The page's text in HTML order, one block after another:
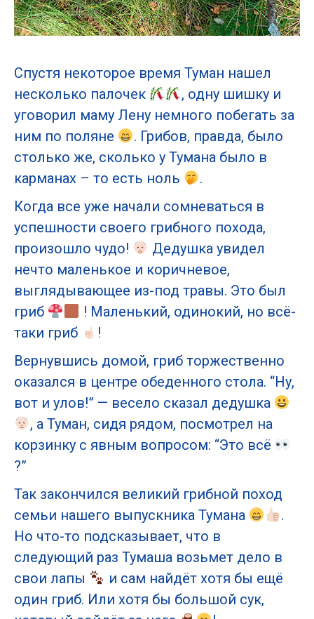
Спустя некоторое время Туман нашел
несколько палочек
, одну шишку и
уговорил маму Лену немного побегать за
ним по поляне
. Грибов, правда, было
столько же, сколько у Тумана было в
карманах – то есть ноль
.
Когда все уже начали сомневаться в
успешности своего грибного похода,
произошло чудо!
Дедушка увидел
нечто маленькое и коричневое,
выглядывающее из-под травы. Это был
гриб
! Маленький, одинокий, но всё-
таки гриб
!
Вернувшись домой, гриб торжественно
оказался в центре обеденного стола. “Ну,
вот и улов!” — весело сказал дедушка
, а Туман, сидя рядом, посмотрел на
корзинку с явным вопросом: “Это всё
?”
Так закончился великий грибной поход
семьи нашего выпускника Тумана
.
Но что-то подсказывает, что в
следующий раз Тумаша возьмет дело в
свои лапы
и сам найдёт хотя бы ещё
один гриб. Или хотя бы большой сук,